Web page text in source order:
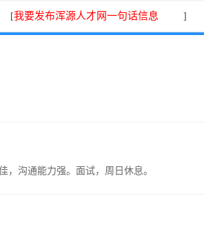
[我要发布浑源人才网一句话信息 ]
，沟通能力强。面试，周日休息。